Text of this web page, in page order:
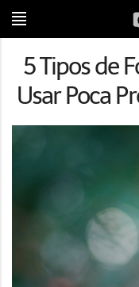
5 Tipos de
Usar Poca